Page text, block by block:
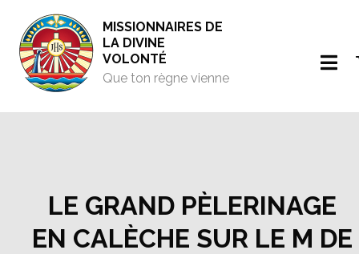
MISSIONNAIRES DE
LA DIVINE
VOLONTÉ
Que ton règne vienne
LE GRAND PÈLERINAGE
EN CALÈCHE SUR LE M DE